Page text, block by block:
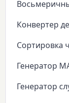
Конвертер
Сортировка
Генератор
Генератор